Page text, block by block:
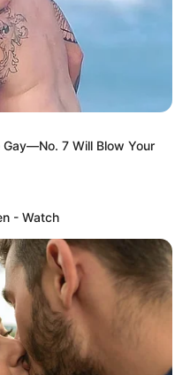
7 Will Blow Your
- Watch